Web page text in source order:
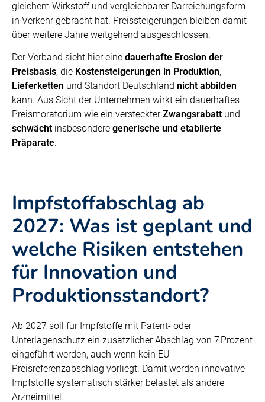
gleichem Wirkstoff und vergleichbarer Darreichungsform
in Verkehr gebracht hat. Preissteigerungen bleiben damit
über weitere Jahre weitgehend ausgeschlossen.
Der Verband sieht hier eine dauerhafte Erosion der
Preisbasis, die Kostensteigerungen in Produktion,
Lieferketten und Standort Deutschland nicht abbilden
kann. Aus Sicht der Unternehmen wirkt ein dauerhaftes
Preismoratorium wie ein versteckterZwangsrabatt und
schwächt insbesondere generische und etablierte
Präparate.
Impfstoffabschlag ab
2027: Was ist geplant und
welche Risiken entstehen
für Innovation und
Produktionsstandort?
Ab 2027 soll für Impfstoffe mit Patent- oder
Unterlagenschutz ein zusätzlicher Abschlag von 7 Prozent
eingeführt werden, auch wenn kein EU-
Preisreferenzabschlag vorliegt. Damit werden innovative
Impfstoffe systematisch stärker belastet als andere
Arzneimittel.